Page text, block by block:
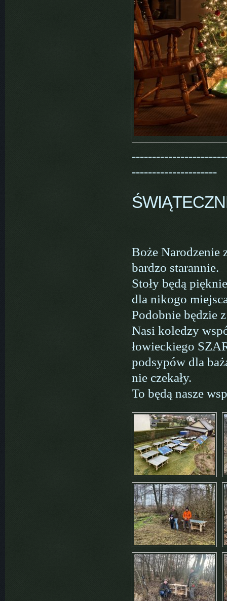
---------------------
Boże Narodzenie
bardzo starannie.
Stoły będą
dla nikogo
Podobnie będzie
Nasi koledzy
łowieckiego
podsypów dla
nie czekały.
To będą nasze